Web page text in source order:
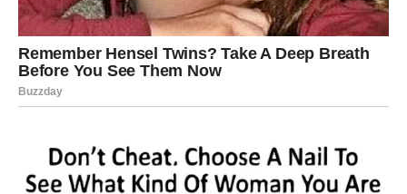
Ne tiha, ne stidljiva — već konkretna i vidljiva. Prilika koja
vas raduje. Vest koja donosi mir. Osoba koja vas razume
bez objašnjavanja.
— stiže. Ako ste čekali promenu — dešava se.